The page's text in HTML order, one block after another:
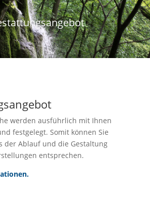
werden ausführlich mit Ihnen
festgelegt. Somit können Sie
der Ablauf und die Gestaltung
entsprechen.